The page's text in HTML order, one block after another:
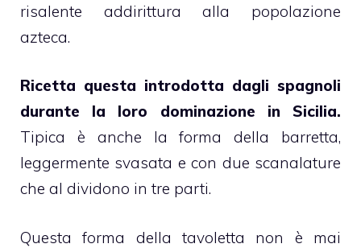
risalente addirittura alla popolazione
azteca.
Ricetta questa introdotta dagli spagnoli
durante la loro dominazione in Sicilia.
Tipica è anche la forma della barretta,
leggermente svasata e con due scanalature
che al dividono in tre parti.
Questa forma della tavoletta non è mai